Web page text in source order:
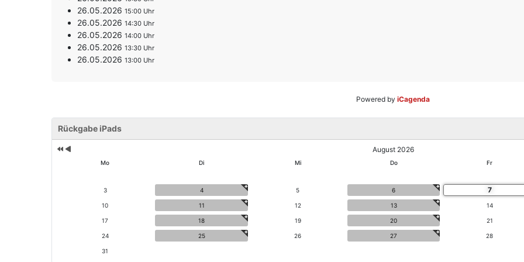
26.05.2026 15:00
26.05.2026 14:30
26.05.2026 14:00
26.05.2026 13:30
26.05.2026 13:00
Powered by iCagenda
Rückgabe iPads
V
o
r
h
V
o
r
h
August 2026
Mo Di Mi Do Fr
3 4 5 6 7
10 11 12 13 14
17 18 19 20 21
24 25 26 27 28
31